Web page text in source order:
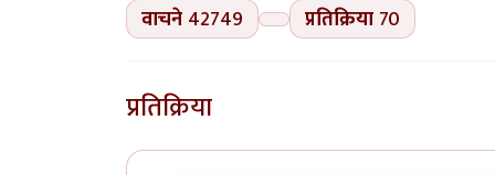
वाचने 42749 प्रतिक्रिया 70
प्रतिक्रिया